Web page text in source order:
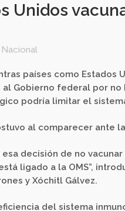
Unidos
Nacional
países como Estados
Gobierno federal por
podría limitar el
al comparecer ante
esa decisión de no
ligado a la OMS”,
y Xóchitl Gálvez.
del sistema